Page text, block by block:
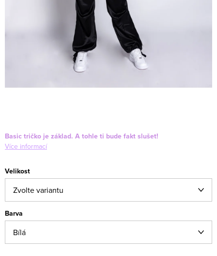
Basic tričko je základ. A tohle ti bude fakt slušet!
Více informací
Velikost
Barva